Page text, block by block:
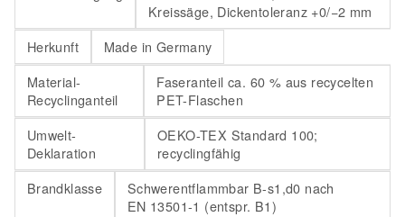
Kreissäge, Dickentoleranz +0/−2 mm
Herkunft
Made in Germany
Material-
Recyclinganteil
Faseranteil ca. 60 % aus recycelten
PET-Flaschen
Umwelt-
Deklaration
OEKO-TEX Standard 100;
recyclingfähig
Brandklasse
Schwerentflammbar B-s1,d0 nach
EN 13501-1 (entspr. B1)